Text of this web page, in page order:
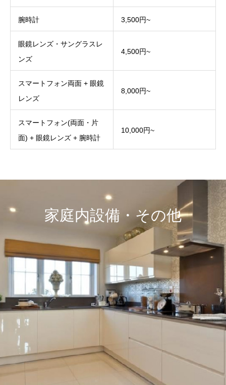
腕時計 3,500円~
眼鏡レンズ・サングラスレ
ンズ
4,500円~
スマートフォン両面 + 眼鏡
レンズ
8,000円~
スマートフォン(両面・片
面) + 眼鏡レンズ + 腕時計
10,000円~
家庭内設備・その他